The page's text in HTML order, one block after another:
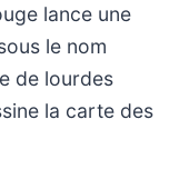
lance une
le nom
de lourdes
la carte des